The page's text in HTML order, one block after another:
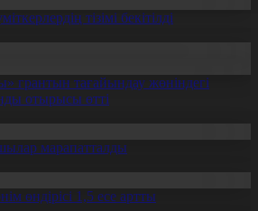
тізімі бекітілді
грантын тағайындау жөніндегі
отырысы өтті
марапатталды
өндірісі 1,5 есе артты